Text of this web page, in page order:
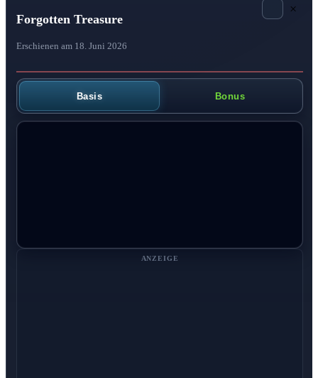
Forgotten Treasure
Erschienen am 18. Juni 2026
×
Basis Bonus
ANZEIGE